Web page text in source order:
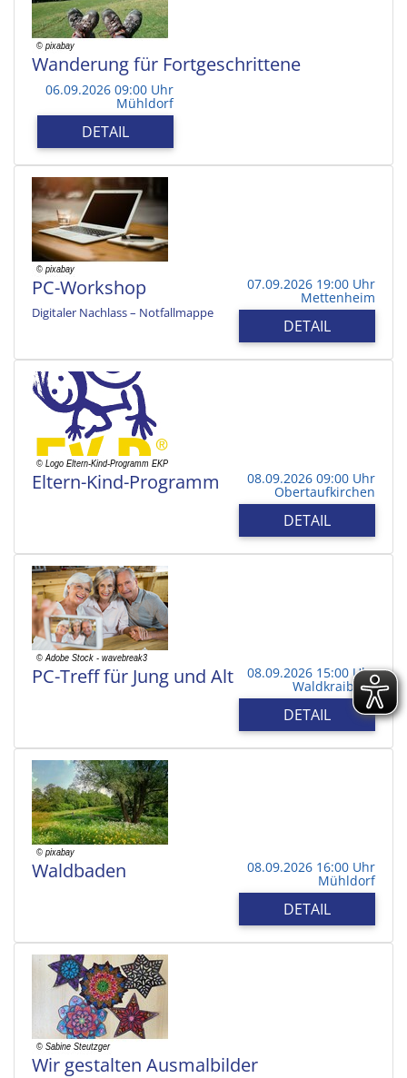
Wanderung für Fortgeschrittene
06.09.2026 09:00 Uhr
Mühldorf
DETAIL
PC-Workshop
Digitaler Nachlass – Notfallmappe
07.09.2026 19:00 Uhr
Mettenheim
DETAIL
Eltern-Kind-Programm 08.09.2026 09:00 Uhr
Obertaufkirchen
DETAIL
PC-Treff für Jung und Alt 08.09.2026 15:00 Uhr
Waldkraiburg
DETAIL
Waldbaden 08.09.2026 16:00 Uhr
Mühldorf
DETAIL
Wir gestalten Ausmalbilder